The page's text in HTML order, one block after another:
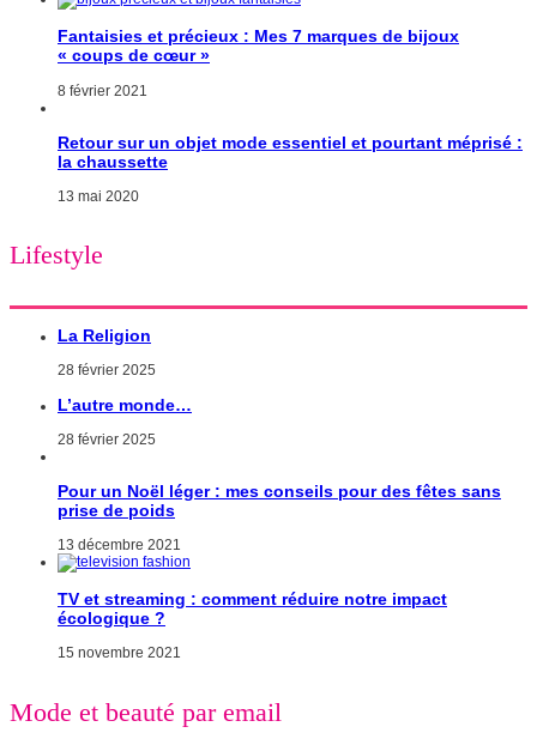
Fantaisies et précieux : Mes 7 marques de bijoux
« coups de cœur »
8 février 2021
Retour sur un objet mode essentiel et pourtant méprisé :
la chaussette
13 mai 2020
Lifestyle
La Religion
28 février 2025
L’autre monde…
28 février 2025
Pour un Noël léger : mes conseils pour des fêtes sans
prise de poids
13 décembre 2021
TV et streaming : comment réduire notre impact
écologique ?
15 novembre 2021
Mode et beauté par email